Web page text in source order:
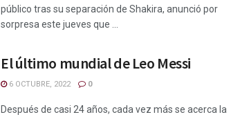
público tras su separación de Shakira, anunció por
sorpresa este jueves que ...
El último mundial de Leo Messi
6 OCTUBRE, 2022 0
Después de casi 24 años, cada vez más se acerca la